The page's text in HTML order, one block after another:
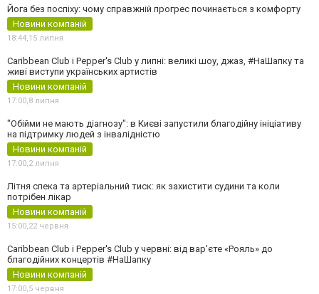
Йога без поспіху: чому справжній прогрес починається з комфорту
Новини компаній
18:44, 15 липня
Caribbean Club і Pepper's Club у липні: великі шоу, джаз, #НаШапку та
живі виступи українських артистів
Новини компаній
17:00, 8 липня
"Обійми не мають діагнозу": в Києві запустили благодійну ініціативу
на підтримку людей з інвалідністю
Новини компаній
17:00, 2 липня
Літня спека та артеріальний тиск: як захистити судини та коли
потрібен лікар
Новини компаній
15:00, 22 червня
Caribbean Club і Pepper's Club у червні: від вар'єте «Рояль» до
благодійних концертів #НаШапку
Новини компаній
17:00, 5 червня